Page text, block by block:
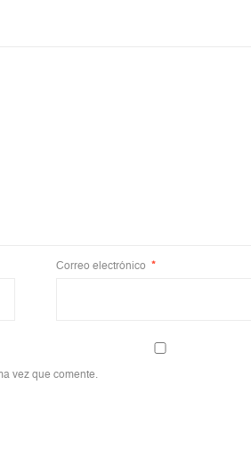
Correo electrónico *
vez que comente.